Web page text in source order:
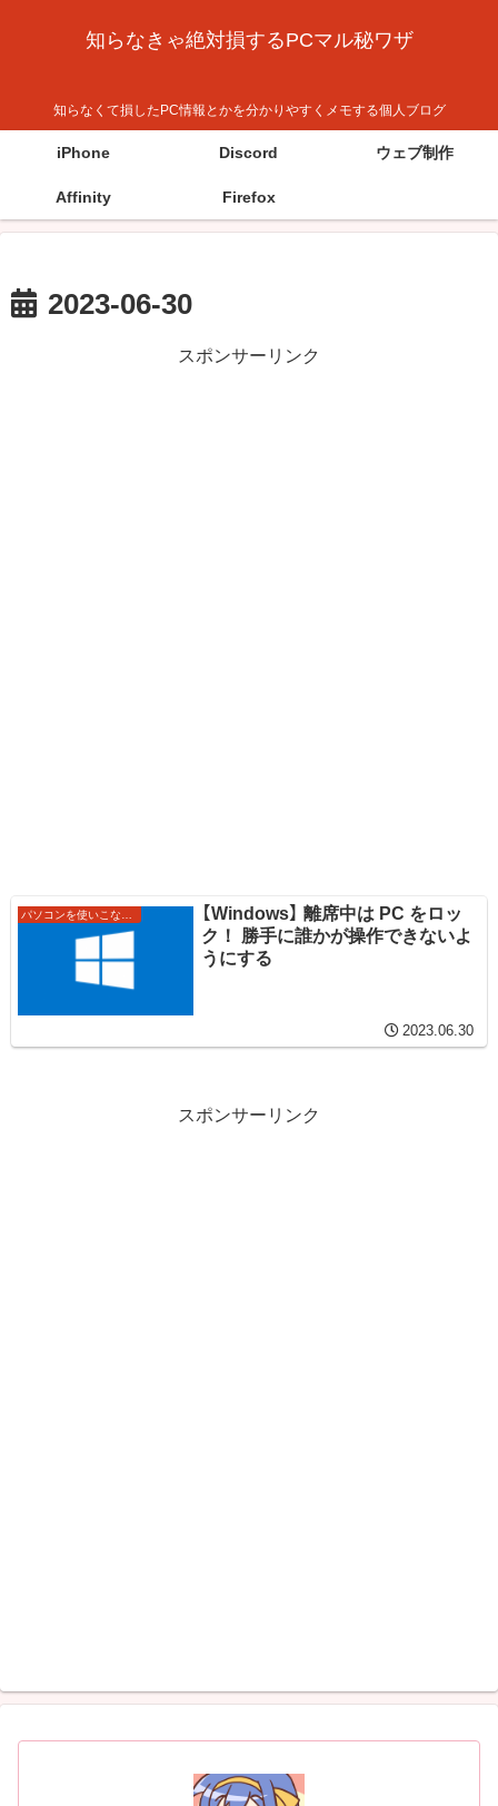
知らなきゃ絶対損するPCマル秘ワザ
知らなくて損したPC情報とかを分かりやすくメモする個人ブログ
iPhone Discord ウェブ制作
Affinity Firefox
2023-06-30
スポンサーリンク
【Windows】 離席中は PC をロッ
ク！ 勝手に誰かが操作できないよ
うにする
2023.06.30
スポンサーリンク